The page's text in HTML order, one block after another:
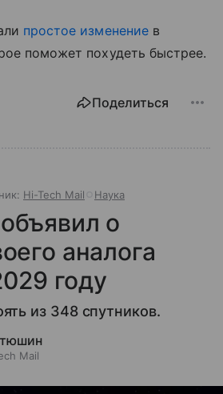
простое изменениев
поможет похудеть быстрее.
Поделиться
Hi-Tech Mail Наука
о
аналога
году
из 348 спутников.
Mail